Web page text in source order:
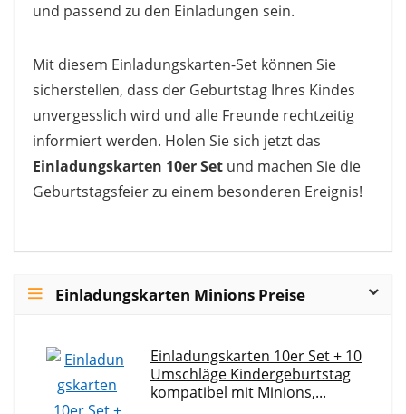
und passend zu den Einladungen sein.
Mit diesem Einladungskarten-Set können Sie
sicherstellen, dass der Geburtstag Ihres Kindes
unvergesslich wird und alle Freunde rechtzeitig
informiert werden. Holen Sie sich jetzt das
Einladungskarten 10er Set und machen Sie die
Geburtstagsfeier zu einem besonderen Ereignis!
Einladungskarten Minions Preise
Einladungskarten 10er Set + 10
Umschläge Kindergeburtstag
kompatibel mit Minions,...